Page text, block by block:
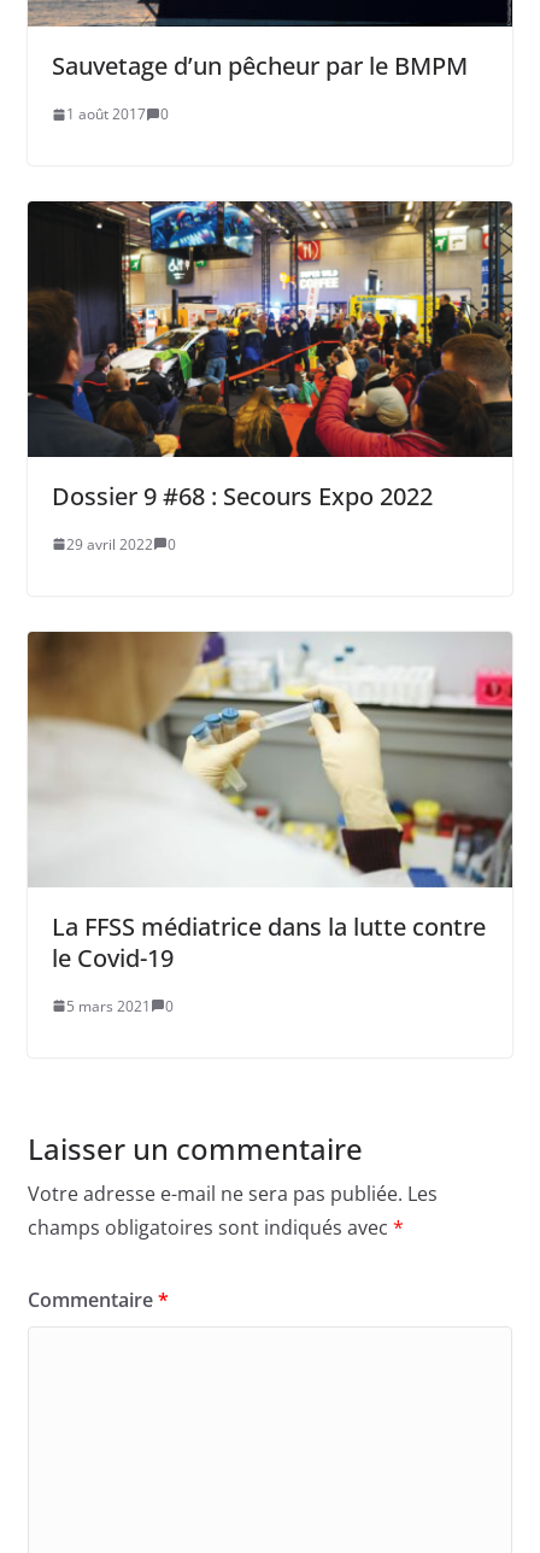
Sauvetage d’un pêcheur par le BMPM
1 août 2017 0
Dossier 9 #68 : Secours Expo 2022
29 avril 2022 0
La FFSS médiatrice dans la lutte contre
le Covid-19
5 mars 2021 0
Laisser un commentaire
Votre adresse e-mail ne sera pas publiée. Les
champs obligatoires sont indiqués avec *
Commentaire*